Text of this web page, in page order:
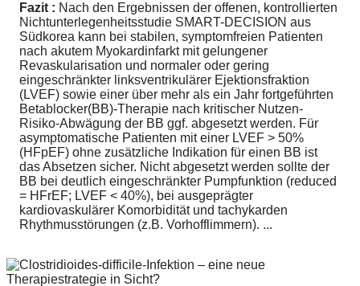
Fazit : Nach den Ergebnissen der offenen, kontrollierten
Nichtunterlegenheitsstudie SMART-DECISION aus
Südkorea kann bei stabilen, symptomfreien Patienten
nach akutem Myokardinfarkt mit gelungener
Revaskularisation und normaler oder gering
eingeschränkter linksventrikulärer Ejektionsfraktion
(LVEF) sowie einer über mehr als ein Jahr fortgeführten
Betablocker(BB)-Therapie nach kritischer Nutzen-
Risiko-Abwägung der BB ggf. abgesetzt werden. Für
asymptomatische Patienten mit einer LVEF > 50%
(HFpEF) ohne zusätzliche Indikation für einen BB ist
das Absetzen sicher. Nicht abgesetzt werden sollte der
BB bei deutlich eingeschränkter Pumpfunktion (reduced
= HFrEF; LVEF < 40%), bei ausgeprägter
kardiovaskulärer Komorbidität und tachykarden
Rhythmusstörungen (z.B. Vorhofflimmern). ...